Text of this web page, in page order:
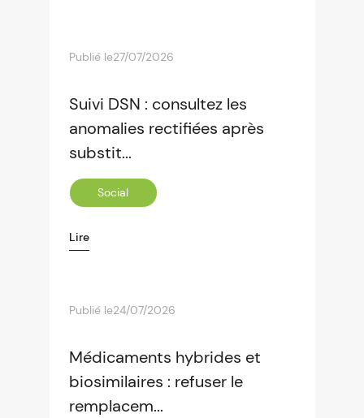
Publié le27/07/2026
Suivi DSN : consultez les
anomalies rectifiées après
substit...
Social
Lire
Publié le24/07/2026
Médicaments hybrides et
biosimilaires : refuser le
remplacem...